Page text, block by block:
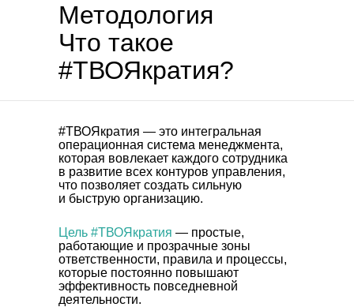
Методология
Что такое
#ТВОЯкратия?
#ТВОЯкратия — это интегральная
операционная система менеджмента,
которая вовлекает каждого сотрудника
в развитие всех контуров управления,
что позволяет создать сильную
и быструю организацию.
Цель #ТВОЯкратия — простые,
работающие и прозрачные зоны
ответственности, правила и процессы,
которые постоянно повышают
эффективность повседневной
деятельности.